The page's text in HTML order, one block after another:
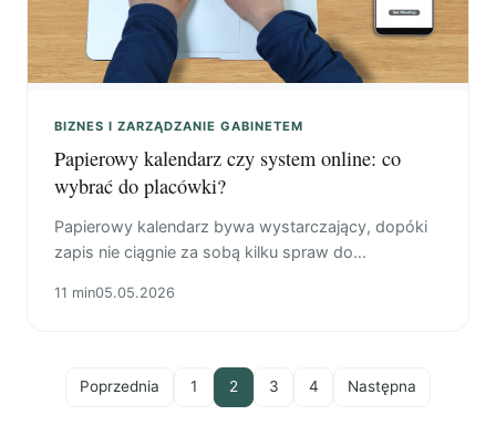
BIZNES I ZARZĄDZANIE GABINETEM
Papierowy kalendarz czy system online: co
wybrać do placówki?
Papierowy kalendarz bywa wystarczający, dopóki
zapis nie ciągnie za sobą kilku spraw do
się zator: przy odwołaniach, płatnościach czy pracy
11 min05.05.2026
Poprzednia 1 2 3 4 Następna